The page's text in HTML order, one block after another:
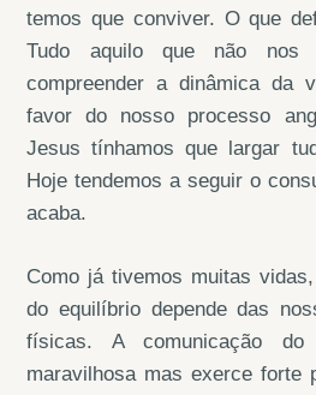
temos que conviver. O que
Tudo aquilo que não
compreender a dinâmica da
favor do nosso processo
Jesus tínhamos que largar
Hoje tendemos a seguir o
acaba.
Como já tivemos muitas
do equilíbrio depende das
físicas. A comunicação
maravilhosa mas exerce forte